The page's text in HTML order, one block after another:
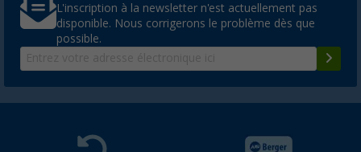
L'inscription à la newsletter n'est actuellement pas
disponible. Nous corrigerons le problème dès que
possible.